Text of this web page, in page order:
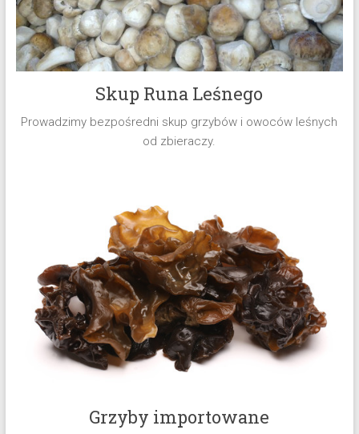
Skup Runa Leśnego
Prowadzimy bezpośredni skup grzybów i owoców leśnych
od zbieraczy.
Grzyby importowane